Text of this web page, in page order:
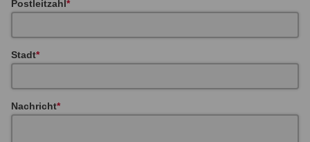
Postleitzahl
Stadt
Nachricht